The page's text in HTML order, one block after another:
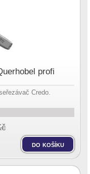
profi
Credo.
do košíku